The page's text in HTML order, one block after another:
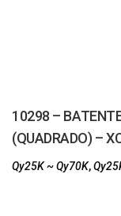
10298 –
(QUADRADO) –
Qy25K ~ Qy70K,